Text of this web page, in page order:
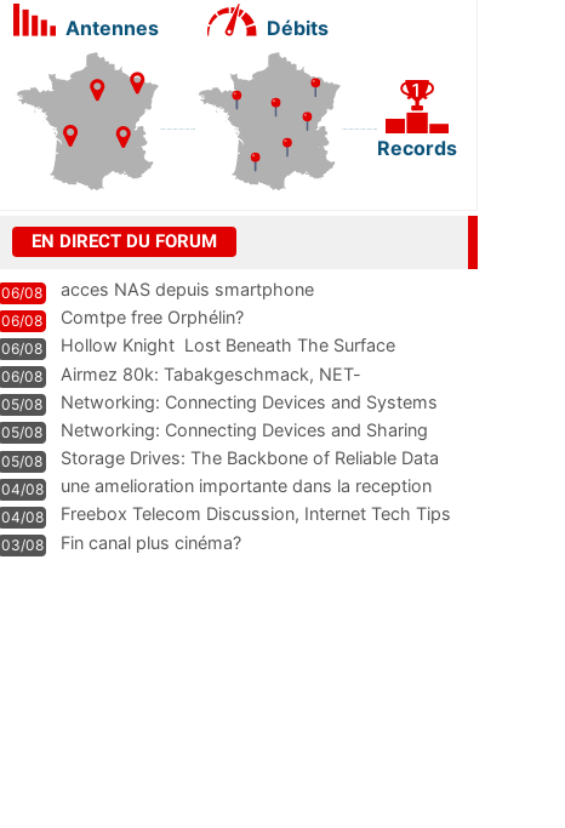
Antennes Débits
Records
EN DIRECT DU FORUM
06/08 acces NAS depuis smartphone
06/08 Comtpe free Orphélin?
06/08 Hollow Knight  Lost Beneath The Surface
06/08
Airmez 80k: Tabakgeschmack, NET-
Technologie und Leistung im
05/08 Networking: Connecting Devices and Systems
05/08
Networking: Connecting Devices and Sharing
Information
05/08
Storage Drives: The Backbone of Reliable Data
Management
04/08
une amelioration importante dans la reception
WIFI
04/08
Freebox Telecom Discussion, Internet Tech Tips
Communi
03/08 Fin canal plus cinéma?